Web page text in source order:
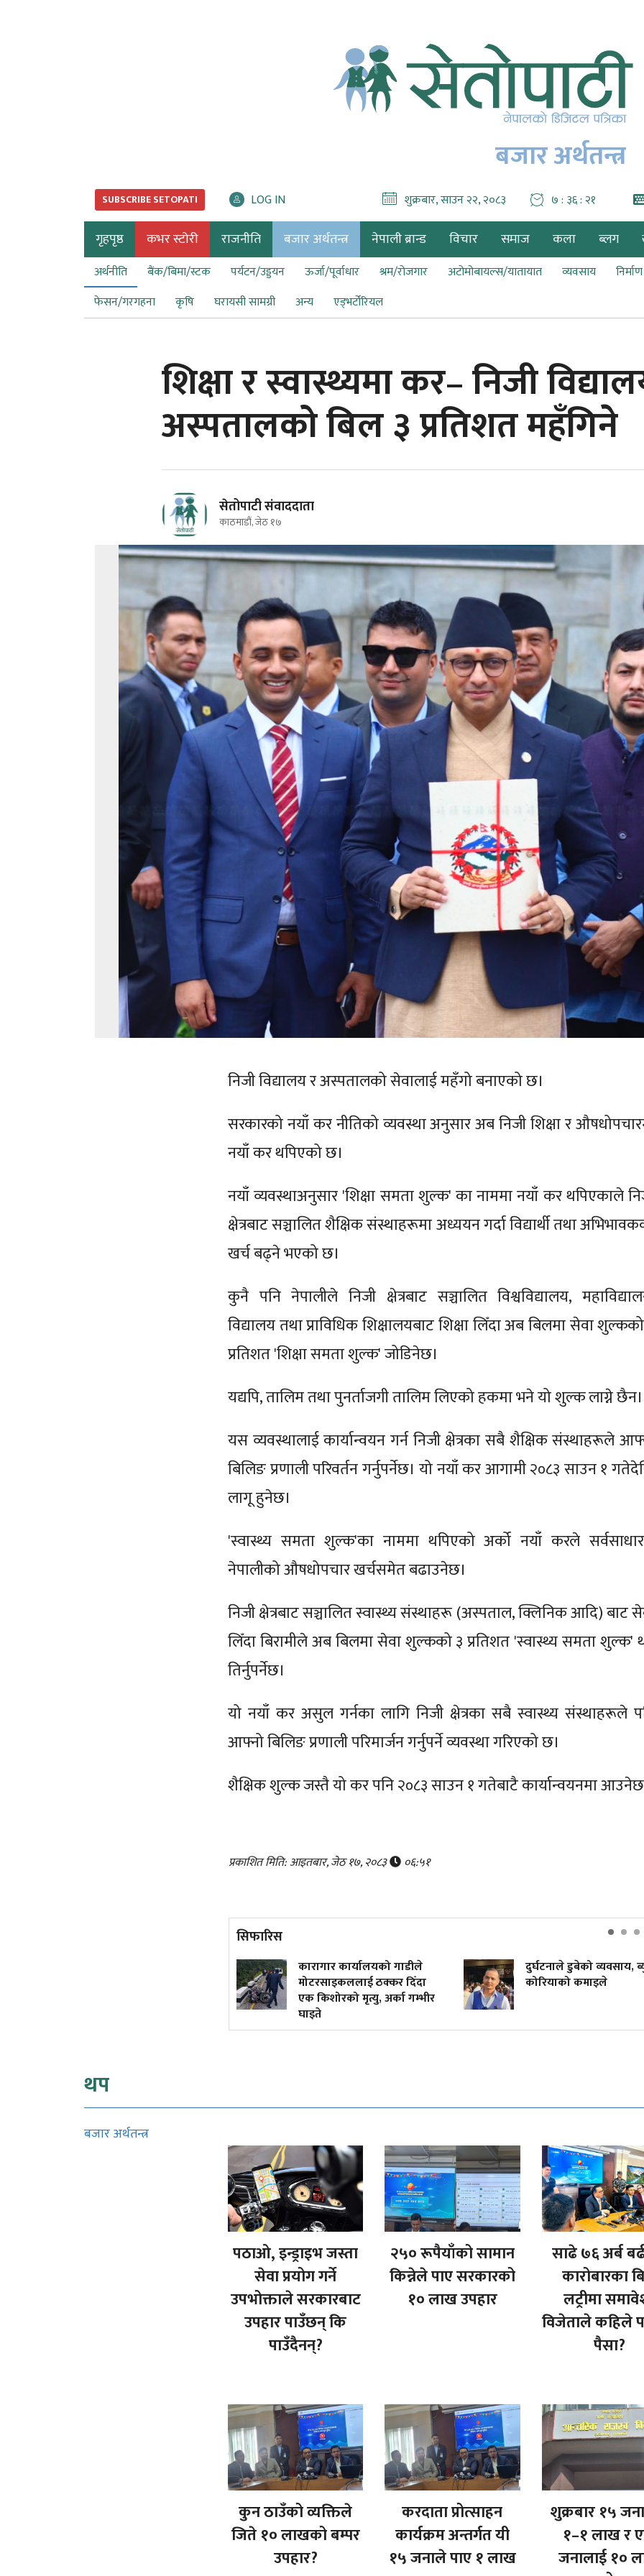
बजार अर्थतन्त्र
SUBSCRIBE SETOPATI LOG IN शुक्रबार, साउन २२, २०८३ ७ : ३६ : २३
गृहपृष्ठ कभर स्टोरी राजनीति बजार अर्थतन्त्र नेपाली ब्रान्ड विचार समाज कला ब्लग
अर्थनीति बैंक/बिमा/स्टक पर्यटन/उड्डयन ऊर्जा/पूर्वाधार श्रम/रोजगार अटोमोबायल्स/यातायात व्यवसाय
फेसन/गरगहना
कृषि घरायसी सामग्री अन्य एड्भर्टोरियल
शिक्षा र स्वास्थ्यमा कर– निजी
अस्पतालको बिल ३ प्रतिशत महँगिने
सेतोपाटी संवाददाता
काठमाडौं, जेठ १७
निजी विद्यालय र अस्पतालको सेवालाई महँगो बनाएको छ।
सरकारको नयाँ कर नीतिको व्यवस्था अनुसार अब निजी शिक्षा र
नयाँ कर थपिएको छ।
नयाँ व्यवस्थाअनुसार 'शिक्षा समता शुल्क' का नाममा नयाँ कर थपिएकाले
क्षेत्रबाट सञ्चालित शैक्षिक संस्थाहरूमा अध्ययन गर्दा विद्यार्थी तथा
खर्च बढ्ने भएको छ।
कुनै पनि नेपालीले निजी क्षेत्रबाट सञ्चालित विश्वविद्यालय,
विद्यालय तथा प्राविधिक शिक्षालयबाट शिक्षा लिँदा अब बिलमा सेवा
प्रतिशत 'शिक्षा समता शुल्क' जोडिनेछ।
यद्यपि, तालिम तथा पुनर्ताजगी तालिम लिएको हकमा भने यो शुल्क लाग्ने छैन।
यस व्यवस्थालाई कार्यान्वयन गर्न निजी क्षेत्रका सबै शैक्षिक संस्थाहरूले
बिलिङ प्रणाली परिवर्तन गर्नुपर्नेछ। यो नयाँ कर आगामी २०८३ साउन १
लागू हुनेछ।
'स्वास्थ्य समता शुल्क'का नाममा थपिएको अर्को नयाँ करले
नेपालीको औषधोपचार खर्चसमेत बढाउनेछ।
निजी क्षेत्रबाट सञ्चालित स्वास्थ्य संस्थाहरू (अस्पताल, क्लिनिक आदि) बाट
लिँदा बिरामीले अब बिलमा सेवा शुल्कको ३ प्रतिशत 'स्वास्थ्य समता शुल्क'
तिर्नुपर्नेछ।
यो नयाँ कर असुल गर्नका लागि निजी क्षेत्रका सबै स्वास्थ्य संस्थाहरूले
आफ्नो बिलिङ प्रणाली परिमार्जन गर्नुपर्ने व्यवस्था गरिएको छ।
शैक्षिक शुल्क जस्तै यो कर पनि २०८३ साउन १ गतेबाटै कार्यान्वयनमा
प्रकाशित मिति: आइतबार, जेठ १७, २०८३ ०६:५१
सिफारिस
कारागार कार्यालयको गाडीले
मोटरसाइकललाई ठक्कर दिँदा
एक किशोरको मृत्यु, अर्का गम्भीर
घाइते
दुर्घटनाले डुबेको व्यवसाय, ब्युँताए
कोरियाको कमाइले
थप
बजार अर्थतन्त्र
पठाओ, इन्ड्राइभ जस्ता
सेवा प्रयोग गर्ने
उपभोक्ताले सरकारबाट
उपहार पाउँछन् कि
पाउँदैनन्?
२५० रूपैयाँको सामान
किन्नेले पाए सरकारको
१० लाख उपहार
साढे ७६ अर्ब
कारोबारका
लट्रीमा
विजेताले कहिले
पैसा?
कुन ठाउँको व्यक्तिले
जिते १० लाखको बम्पर
उपहार?
करदाता प्रोत्साहन
कार्यक्रम अन्तर्गत यी
१५ जनाले पाए १ लाख
शुक्रबार १५
१–१ लाख र
जनालाई १०